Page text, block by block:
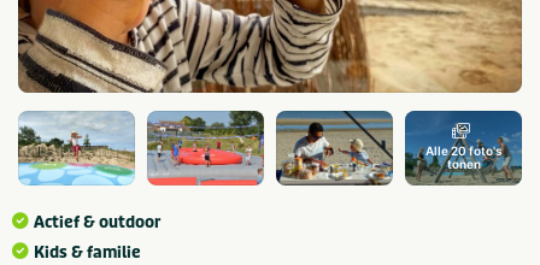
Alle 20 foto's
tonen
Actief & outdoor
Kids & familie